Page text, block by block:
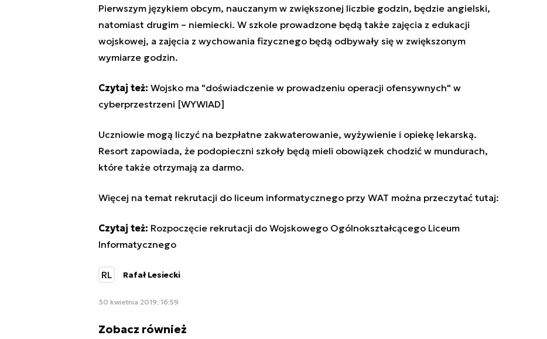
Pierwszym językiem obcym, nauczanym w zwiększonej liczbie godzin, będzie angielski,
natomiast drugim – niemiecki. W szkole prowadzone będą także zajęcia z edukacji
wojskowej, a zajęcia z wychowania fizycznego będą odbywały się w zwiększonym
wymiarze godzin.
Czytaj też: Wojsko ma "doświadczenie w prowadzeniu operacji ofensywnych" w
cyberprzestrzeni [WYWIAD]
Uczniowie mogą liczyć na bezpłatne zakwaterowanie, wyżywienie i opiekę lekarską.
Resort zapowiada, że podopieczni szkoły będą mieli obowiązek chodzić w mundurach,
które także otrzymają za darmo.
Więcej na temat rekrutacji do liceum informatycznego przy WAT można przeczytać tutaj:
Czytaj też: Rozpoczęcie rekrutacji do Wojskowego Ogólnokształcącego Liceum
Informatycznego
RL Rafał Lesiecki
30 kwietnia 2019, 16:59
Zobacz również